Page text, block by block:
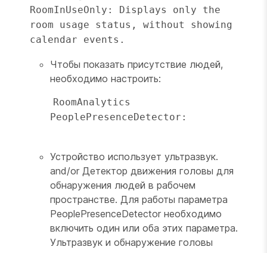
RoomInUseOnly: Displays only the
room usage status, without showing
Чтобы показать присутствие людей,
необходимо настроить:
RoomAnalytics
PeoplePresenceDetector:
Устройство использует ультразвук.
and/or Детектор движения головы для
обнаружения людей в рабочем
пространстве. Для работы параметра
PeoplePresenceDetector необходимо
включить один или оба этих параметра.
Ультразвук и обнаружение головы